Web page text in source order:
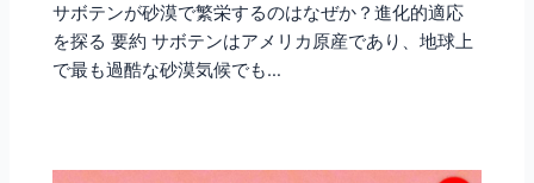
サボテンが砂漠で繁栄するのはなぜか？進化的適応
を探る 要約 サボテンはアメリカ原産であり、地球上
で最も過酷な砂漠気候でも…